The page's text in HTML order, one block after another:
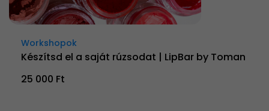
Workshopok
Készítsd el a saját rúzsodat | LipBar by Toman
25 000 Ft